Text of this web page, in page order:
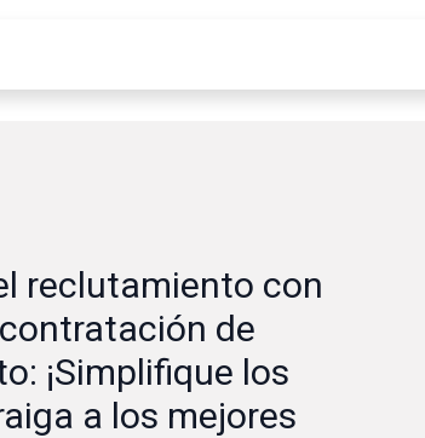
reclutamiento con
de
¡Simplifique los
a los mejores